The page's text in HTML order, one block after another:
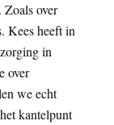
Zoals over
Kees heeft in
in
over
we echt
kantelpunt